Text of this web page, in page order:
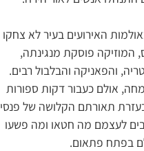
האירועים בעיר לא צחקו
המוזיקה פוסקת מנגינתה,
והפאניקה והבלבול רבים.
אולם כעבור דקות ספורות
תאורתם הקלושה של פנסי
לעצמם מה חטאו ומה פשעו
בפתח פתאום.